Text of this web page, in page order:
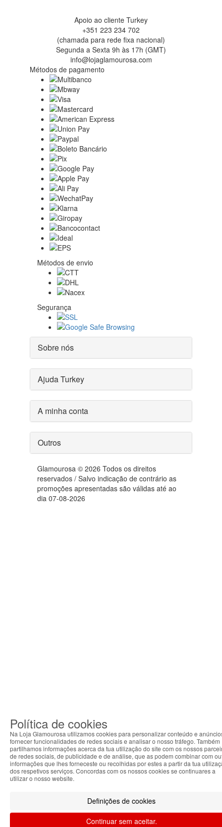
Apoio ao cliente Turkey
+351 223 234 702
(chamada para rede fixa nacional)
Segunda a Sexta 9h às 17h (GMT)
info@lojaglamourosa.com
Métodos de pagamento
Métodos de envio
Segurança
Sobre nós
Ajuda Turkey
A minha conta
Outros
Glamourosa © 2026 Todos os direitos
reservados / Salvo indicação de contrário as
promoções apresentadas são válidas até ao
dia 07-08-2026
Política de cookies
Na Loja Glamourosa utilizamos cookies para personalizar conteúdo e
fornecer funcionalidades de redes sociais e analisar o nosso tráfego. Também
partilhamos informações acerca da tua utilização do site com os nossos
de redes sociais, de publicidade e de análise, que as podem combinar com
informações que lhes forneceste ou recolhidas por estes a partir da tua
dos respetivos serviços. Concordas com os nossos cookies se continuares a
utilizar o nosso website.
Definições de cookies
Continuar sem aceitar.